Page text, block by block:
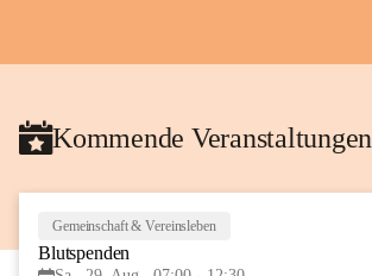
Kommende Veranstaltungen
Gemeinschaft & Vereinsleben
Blutspenden